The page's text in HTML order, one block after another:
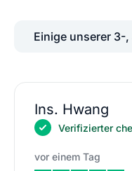
Einige unserer 3-
Ins. Hwang
Verifizierter
vor einem Tag